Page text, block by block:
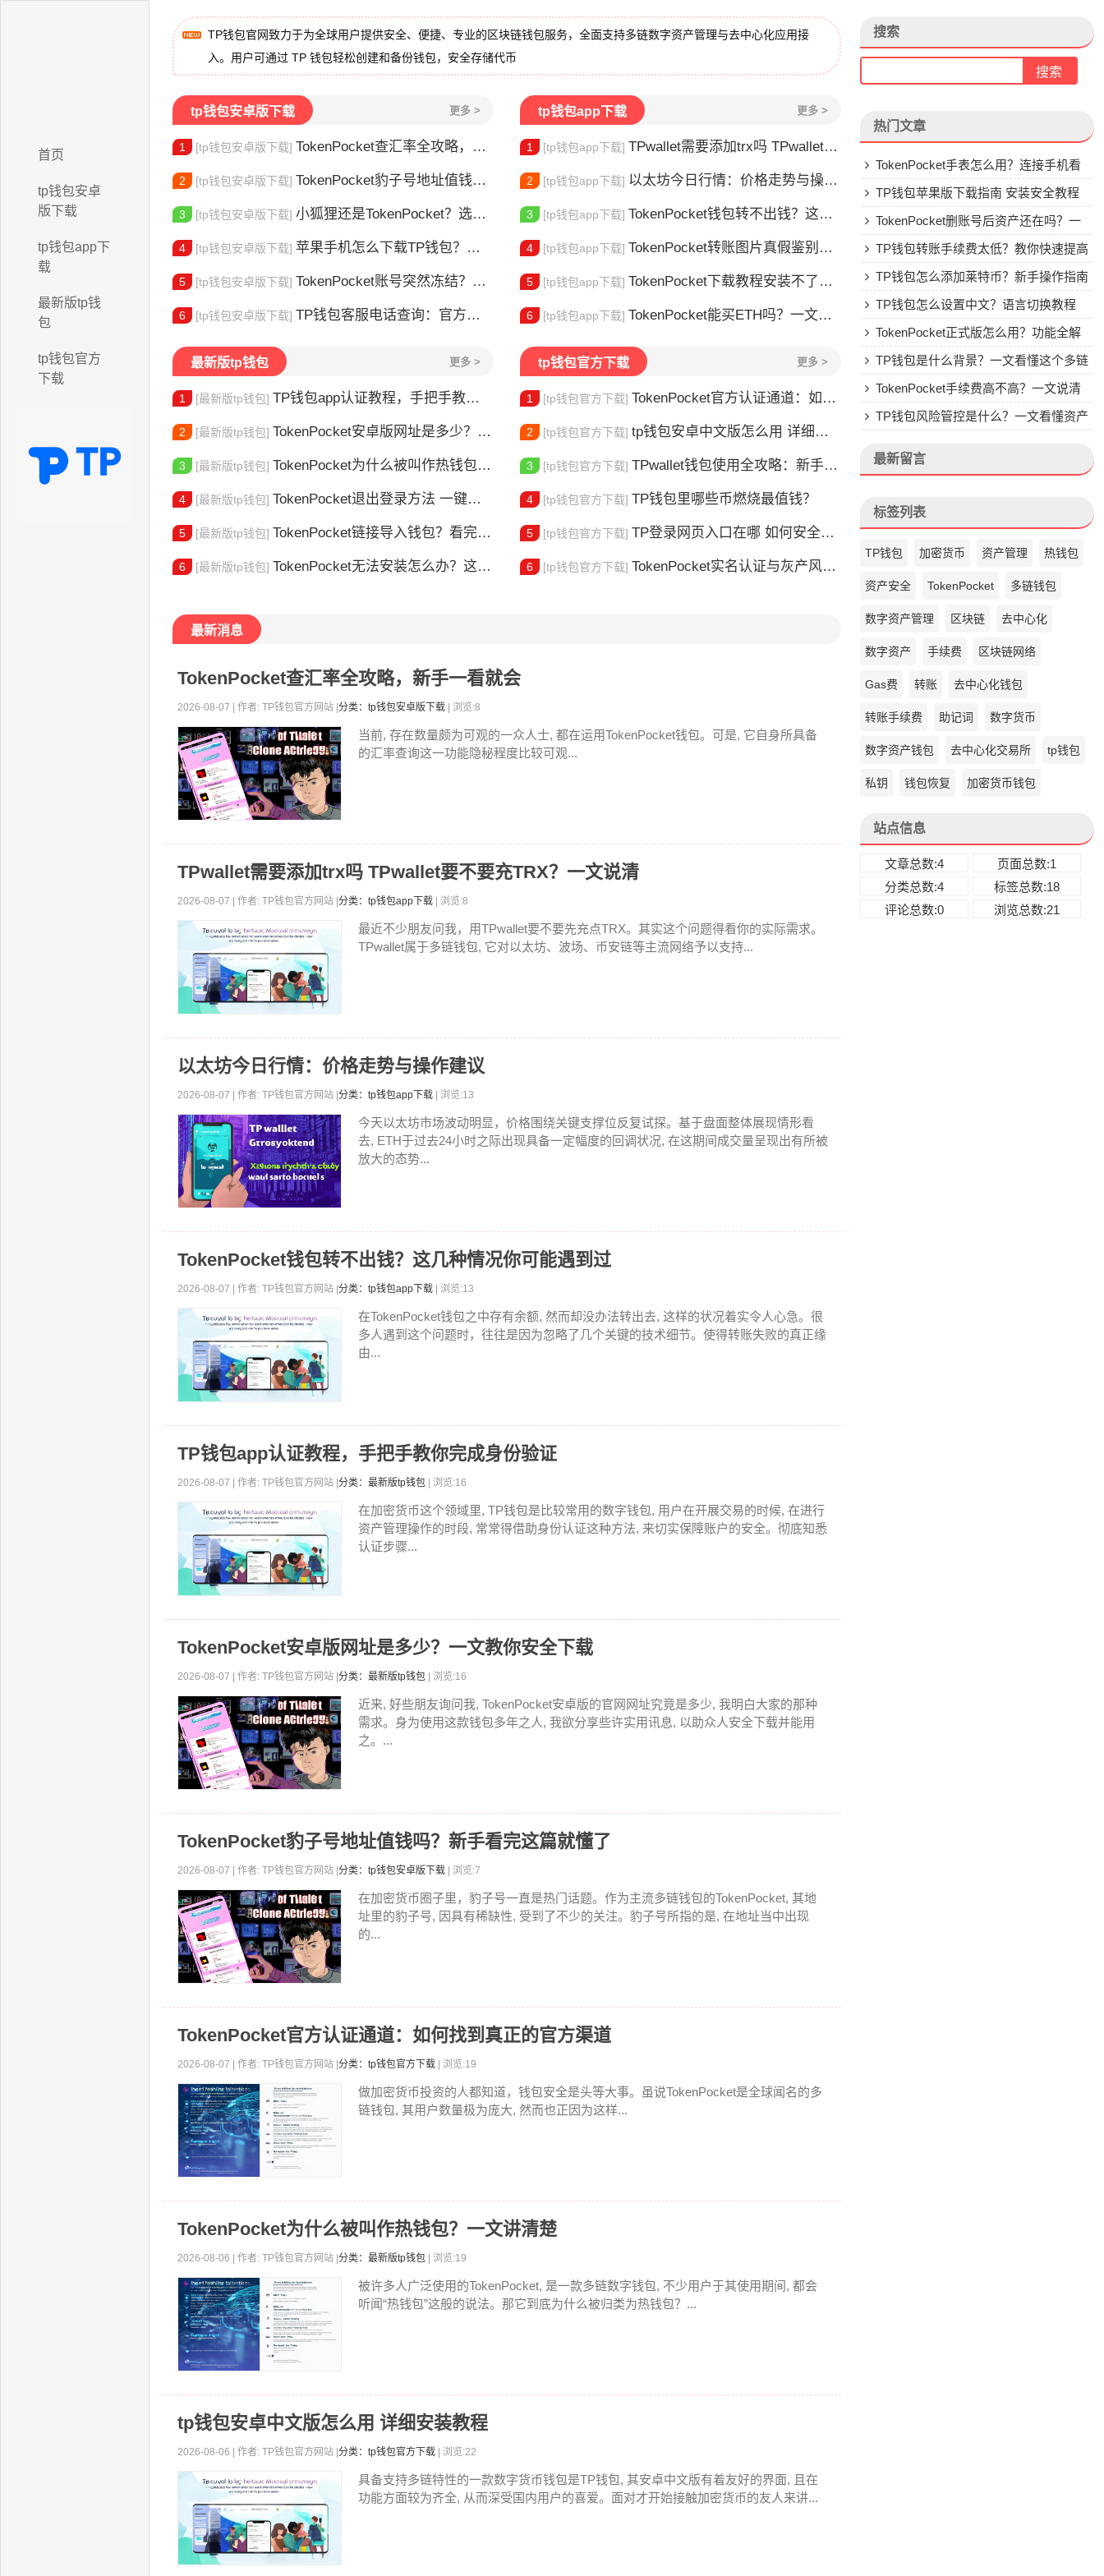
首页
tp钱包安卓
版下载
tp钱包app下
载
最新版tp钱
包
tp钱包官方
下载
TP钱包官网致力于为全球用户提供安全、便捷、专业的区块链钱包服务，全面支持多链数字资产管理与去中心化应用接
入。用户可通过 TP 钱包轻松创建和备份钱包，安全存储代币
tp钱包安卓版下载 更多 >
1 [tp钱包安卓版下载] TokenPocket查汇率全攻略，新手一看就会
2 [tp钱包安卓版下载] TokenPocket豹子号地址值钱吗？新手看完这篇就懂了
3 [tp钱包安卓版下载] 小狐狸还是TokenPocket？选对钱包很重要
4 [tp钱包安卓版下载] 苹果手机怎么下载TP钱包？安装教程来了
5 [tp钱包安卓版下载] TokenPocket账号突然冻结？三步教你快速解冻
6 [tp钱包安卓版下载] TP钱包客服电话查询：官方联系方式大全，快速解决问题
tp钱包app下载 更多 >
1 [tp钱包app下载] TPwallet需要添加trx吗 TPwallet要不要充TRX？一文说清
2 [tp钱包app下载] 以太坊今日行情：价格走势与操作建议
3 [tp钱包app下载] TokenPocket钱包转不出钱？这几种情况你可能遇到过
4 [tp钱包app下载] TokenPocket转账图片真假鉴别全攻略
5 [tp钱包app下载] TokenPocket下载教程安装不了怎么办？手把手教你解决
6 [tp钱包app下载] TokenPocket能买ETH吗？一文说清购买方式
最新版tp钱包 更多 >
1 [最新版tp钱包] TP钱包app认证教程，手把手教你完成身份验证
2 [最新版tp钱包] TokenPocket安卓版网址是多少？一文教你安全下载
3 [最新版tp钱包] TokenPocket为什么被叫作热钱包？一文讲清楚
4 [最新版tp钱包] TokenPocket退出登录方法 一键切换账号超简单
5 [最新版tp钱包] TokenPocket链接导入钱包？看完这篇就懂了
6 [最新版tp钱包] TokenPocket无法安装怎么办？这几个方法帮你解决
tp钱包官方下载 更多 >
1 [tp钱包官方下载] TokenPocket官方认证通道：如何找到真正的官方渠道
2 [tp钱包官方下载] tp钱包安卓中文版怎么用 详细安装教程
3 [tp钱包官方下载] TPwallet钱包使用全攻略：新手也能快速上手掌握
4 [tp钱包官方下载] TP钱包里哪些币燃烧最值钱？
5 [tp钱包官方下载] TP登录网页入口在哪 如何安全快速登陆平台
6 [tp钱包官方下载] TokenPocket实名认证与灰产风险全解析
最新消息
TokenPocket查汇率全攻略，新手一看就会
2026-08-07 | 作者: TP钱包官方网站 | 分类：tp钱包安卓版下载 | 浏览:8
当前, 存在数量颇为可观的一众人士, 都在运用TokenPocket钱包。可是, 它自身所具备
的汇率查询这一功能隐秘程度比较可观...
TPwallet需要添加trx吗 TPwallet要不要充TRX？一文说清
2026-08-07 | 作者: TP钱包官方网站 | 分类：tp钱包app下载 | 浏览:8
最近不少朋友问我，用TPwallet要不要先充点TRX。其实这个问题得看你的实际需求。
TPwallet属于多链钱包, 它对以太坊、波场、币安链等主流网络予以支持...
以太坊今日行情：价格走势与操作建议
2026-08-07 | 作者: TP钱包官方网站 | 分类：tp钱包app下载 | 浏览:13
今天以太坊市场波动明显，价格围绕关键支撑位反复试探。基于盘面整体展现情形看
去, ETH于过去24小时之际出现具备一定幅度的回调状况, 在这期间成交量呈现出有所被
放大的态势...
TokenPocket钱包转不出钱？这几种情况你可能遇到过
2026-08-07 | 作者: TP钱包官方网站 | 分类：tp钱包app下载 | 浏览:13
在TokenPocket钱包之中存有余额, 然而却没办法转出去, 这样的状况着实令人心急。很
多人遇到这个问题时，往往是因为忽略了几个关键的技术细节。使得转账失败的真正缘
由...
TP钱包app认证教程，手把手教你完成身份验证
2026-08-07 | 作者: TP钱包官方网站 | 分类：最新版tp钱包 | 浏览:16
在加密货币这个领域里, TP钱包是比较常用的数字钱包, 用户在开展交易的时候, 在进行
资产管理操作的时段, 常常得借助身份认证这种方法, 来切实保障账户的安全。彻底知悉
认证步骤...
TokenPocket安卓版网址是多少？一文教你安全下载
2026-08-07 | 作者: TP钱包官方网站 | 分类：最新版tp钱包 | 浏览:16
近来, 好些朋友询问我, TokenPocket安卓版的官网网址究竟是多少, 我明白大家的那种
需求。身为使用这款钱包多年之人, 我欲分享些许实用讯息, 以助众人安全下载并能用
之。...
TokenPocket豹子号地址值钱吗？新手看完这篇就懂了
2026-08-07 | 作者: TP钱包官方网站 | 分类：tp钱包安卓版下载 | 浏览:7
在加密货币圈子里，豹子号一直是热门话题。作为主流多链钱包的TokenPocket, 其地
址里的豹子号, 因具有稀缺性, 受到了不少的关注。豹子号所指的是, 在地址当中出现
的...
TokenPocket官方认证通道：如何找到真正的官方渠道
2026-08-07 | 作者: TP钱包官方网站 | 分类：tp钱包官方下载 | 浏览:19
做加密货币投资的人都知道，钱包安全是头等大事。虽说TokenPocket是全球闻名的多
链钱包, 其用户数量极为庞大, 然而也正因为这样...
TokenPocket为什么被叫作热钱包？一文讲清楚
2026-08-06 | 作者: TP钱包官方网站 | 分类：最新版tp钱包 | 浏览:19
被许多人广泛使用的TokenPocket, 是一款多链数字钱包, 不少用户于其使用期间, 都会
听闻“热钱包”这般的说法。那它到底为什么被归类为热钱包？...
tp钱包安卓中文版怎么用 详细安装教程
2026-08-06 | 作者: TP钱包官方网站 | 分类：tp钱包官方下载 | 浏览:22
具备支持多链特性的一款数字货币钱包是TP钱包, 其安卓中文版有着友好的界面, 且在
功能方面较为齐全, 从而深受国内用户的喜爱。面对才开始接触加密货币的友人来讲...
搜索
热门文章
TokenPocket手表怎么用？连接手机看
行情教程
TP钱包苹果版下载指南 安装安全教程
TokenPocket删账号后资产还在吗？一
文讲清楚
TP钱包转账手续费太低？教你快速提高
Gas费
TP钱包怎么添加莱特币？新手操作指南
TP钱包怎么设置中文？语言切换教程
TokenPocket正式版怎么用？功能全解
析与安全使用指南
TP钱包是什么背景？一文看懂这个多链
钱包的来头
TokenPocket手续费高不高？一文说清
楚TP钱包风险管控是什么？一文看懂资产
最新留言
标签列表
TP钱包 加密货币 资产管理 热钱包
资产安全 TokenPocket 多链钱包
数字资产管理 区块链 去中心化
数字资产 手续费 区块链网络
Gas费 转账 去中心化钱包
转账手续费 助记词 数字货币
数字资产钱包 去中心化交易所 tp钱包
私钥 钱包恢复 加密货币钱包
站点信息
文章总数:4
页面总数:1
分类总数:4
标签总数:18
评论总数:0
浏览总数:21